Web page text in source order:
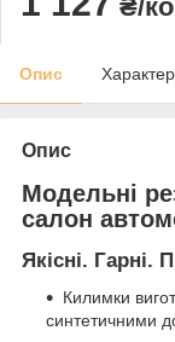
₴/
Опис
Опис
Модельні
салон
Якісні. Гарні.
Килимки
синтетичними